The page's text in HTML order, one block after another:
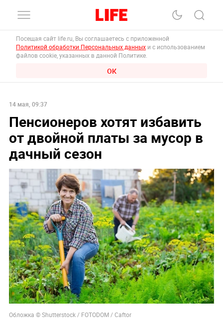
Посещая сайт life.ru, Вы соглашаетесь с приложенной
Политикой обработки Персональных данных и с использованием
файлов cookie, указанных в данной Политике.
ОК
14 мая, 09:37
Пенсионеров хотят избавить
от двойной платы за мусор в
дачный сезон
Обложка © Shutterstock / FOTODOM / Caftor